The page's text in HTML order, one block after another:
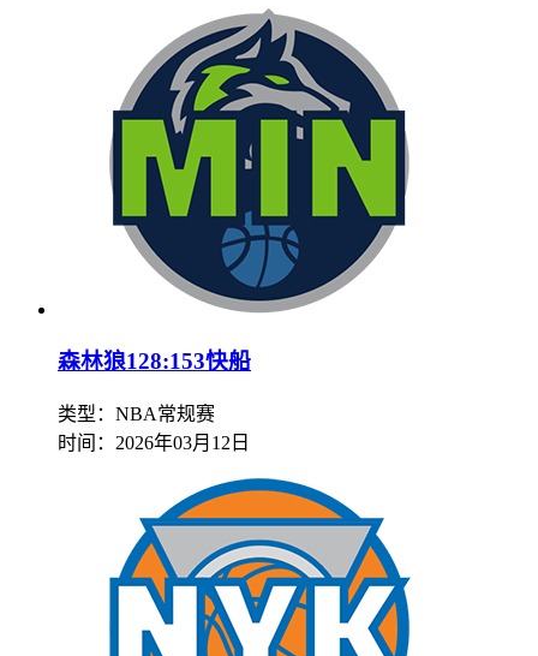
森林狼128:153快船
类型：NBA常规赛
时间： 2026年03月12日